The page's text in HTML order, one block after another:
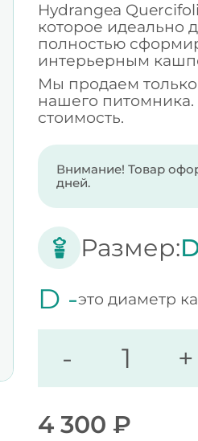
Hydrangea
которое идеально
полностью
интерьерным
Мы продаем
нашего
стоимость.
Внимание! Товар
дней.
Размер:
D -это диаметр
- +
4 300 ₽